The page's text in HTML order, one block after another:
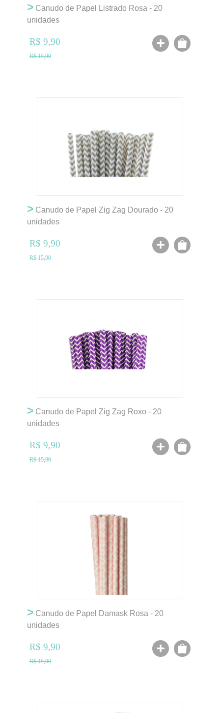
> Canudo de Papel Listrado Rosa - 20
unidades
R$ 9,90
R$ 15,90
> Canudo de Papel Zig Zag Dourado - 20
unidades
R$ 9,90
R$ 15,90
> Canudo de Papel Zig Zag Roxo - 20
unidades
R$ 9,90
R$ 15,90
> Canudo de Papel Damask Rosa - 20
unidades
R$ 9,90
R$ 15,90